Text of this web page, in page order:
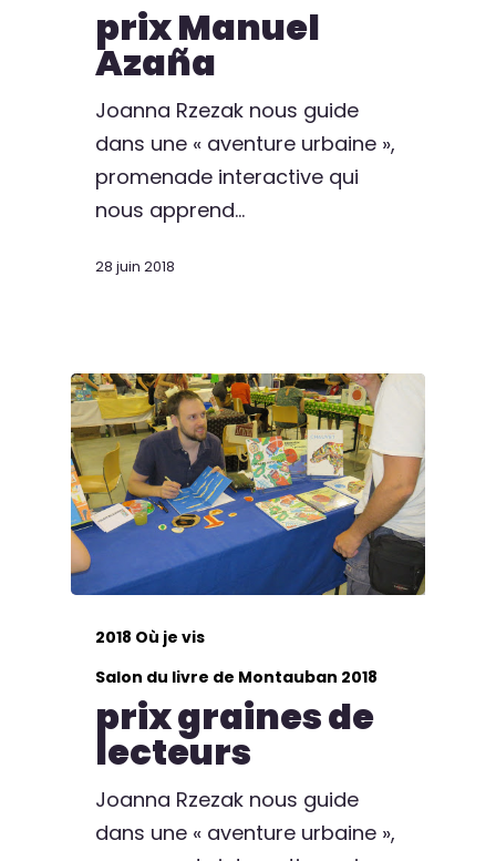
prix Manuel
Azaña
Joanna Rzezak nous guide
dans une « aventure urbaine »,
promenade interactive qui
nous apprend…
28 juin 2018
2018 Où je vis
Salon du livre de Montauban 2018
prix graines de
lecteurs
Joanna Rzezak nous guide
dans une « aventure urbaine »,